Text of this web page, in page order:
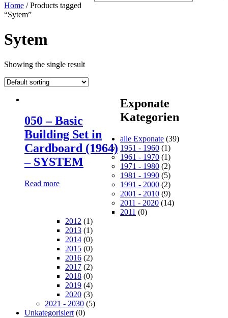
Home / Products tagged
“Sytem”
Sytem
Showing the single result
050 – Basic
Building Set in
Cardboard (1964)
– SYSTEM
Read more
Exponate
Kategorien
alle Exponate (39)
1951 - 1960 (1)
1961 - 1970 (1)
1971 - 1980 (2)
1981 - 1990 (5)
1991 - 2000 (2)
2001 - 2010 (9)
2011 - 2020 (14)
2011 (0)
2012 (1)
2013 (1)
2014 (0)
2015 (0)
2016 (2)
2017 (2)
2018 (0)
2019 (4)
2020 (3)
2021 - 2030 (5)
Unkategorisiert (0)